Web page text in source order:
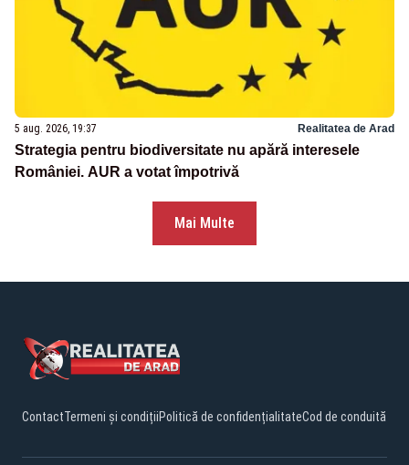
5 aug. 2026, 19:37 Realitatea de Arad
Strategia pentru biodiversitate nu apără interesele
României. AUR a votat împotrivă
Mai Multe
ContactTermeni și condițiiPolitică de confidențialitateCod de conduită